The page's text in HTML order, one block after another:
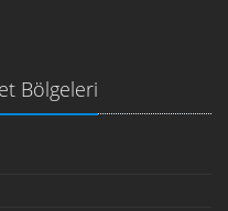
Bölgeleri